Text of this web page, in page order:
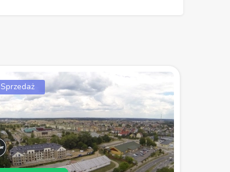
Sprzedaż